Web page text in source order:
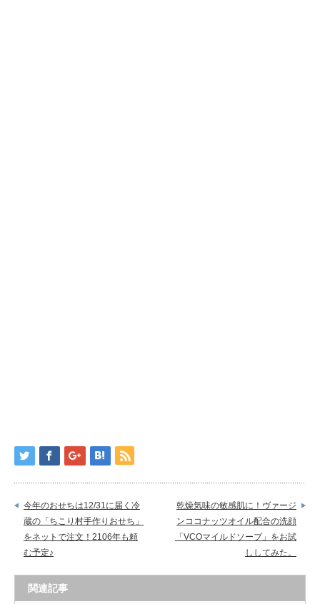
今年のおせちは12/31に届く冷
蔵の「ちこり村手作りおせち」
をネットで注文！2106年も頼
む予定♪
乾燥気味の敏感肌に！ヴァージ
ンココナッツオイル配合の洗顔
「VCOマイルドソープ」をお試
ししてみた。
関連記事